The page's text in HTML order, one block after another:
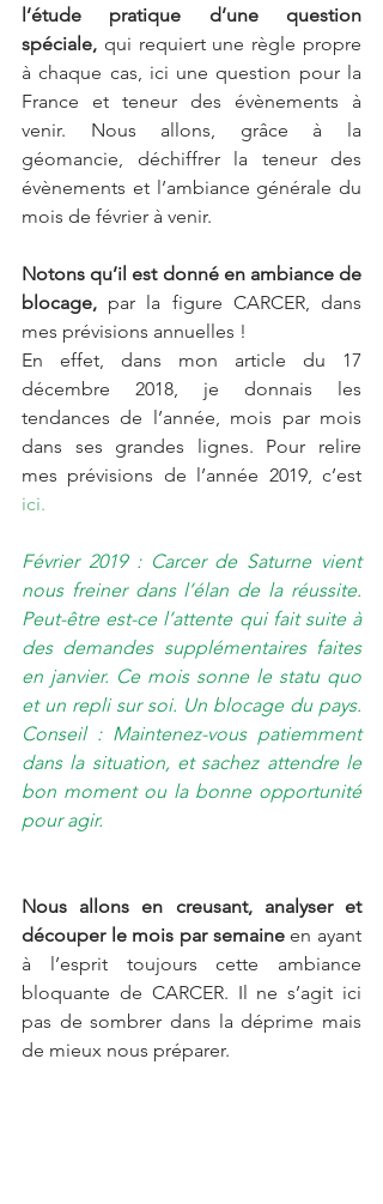
l’étude pratique d’une question
spéciale, qui requiert une règle propre
à chaque cas, ici une question pour la
France et teneur des évènements à
venir. Nous allons, grâce à la
géomancie, déchiffrer la teneur des
évènements et l’ambiance générale du
mois de février à venir.
Notons qu’il est donné en ambiance de
blocage, par la figure CARCER, dans
mes prévisions annuelles !
En effet, dans mon article du 17
décembre 2018, je donnais les
tendances de l’année, mois par mois
dans ses grandes lignes. Pour relire
ici.
Février 2019 : Carcer de Saturne vient
nous freiner dans l’élan de la réussite.
Peut-être est-ce l’attente qui fait suite à
des demandes supplémentaires faites
en janvier. Ce mois sonne le statu quo
et un repli sur soi. Un blocage du pays.
Conseil : Maintenez-vous patiemment
dans la situation, et sachez attendre le
bon moment ou la bonne opportunité
pour agir.
Nous allons en creusant, analyser et
découper le mois par semaine en ayant
à l’esprit toujours cette ambiance
bloquante de CARCER. Il ne s’agit ici
pas de sombrer dans la déprime mais
de mieux nous préparer.